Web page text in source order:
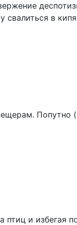
свалиться в
Попутно
птиц и избегая